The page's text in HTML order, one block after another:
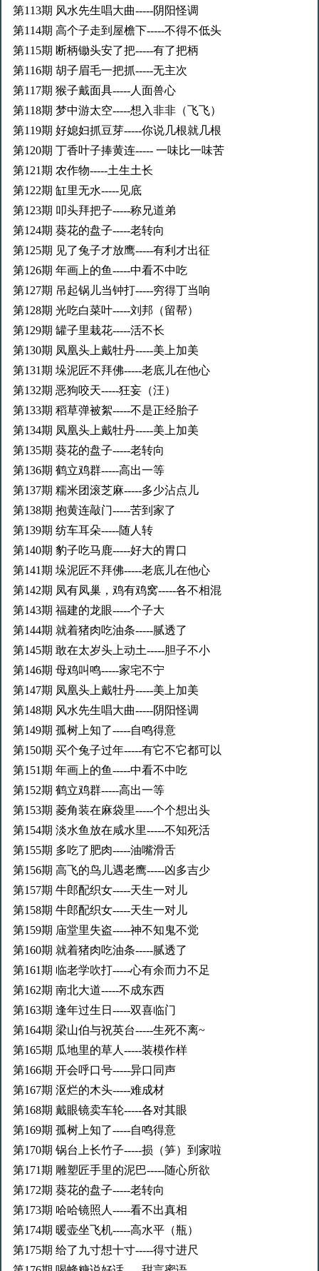
第113期 风水先生唱大曲-----阴阳怪调
第114期 高个子走到屋檐下-----不得不低头
第115期 断柄锄头安了把-----有了把柄
第116期 胡子眉毛一把抓-----无主次
第117期 猴子戴面具-----人面兽心
第118期 梦中游太空-----想入非非（飞飞）
第119期 好媳妇抓豆芽-----你说几根就几根
第120期 丁香叶子捧黄连----- 一味比一味苦
第121期 农作物-----土生土长
第122期 缸里无水-----见底
第123期 叩头拜把子-----称兄道弟
第124期 葵花的盘子-----老转向
第125期 见了兔子才放鹰-----有利才出征
第126期 年画上的鱼-----中看不中吃
第127期 吊起锅儿当钟打-----穷得丁当响
第128期 光吃白菜叶-----刘邦（留帮）
第129期 罐子里栽花-----活不长
第130期 凤凰头上戴牡丹-----美上加美
第131期 垛泥匠不拜佛-----老底儿在他心
第132期 恶狗咬天-----狂妄（汪）
第133期 稻草弹被絮-----不是正经胎子
第134期 凤凰头上戴牡丹-----美上加美
第135期 葵花的盘子-----老转向
第136期 鹤立鸡群-----高出一等
第137期 糯米团滚芝麻-----多少沾点儿
第138期 抱黄连敲门-----苦到家了
第139期 纺车耳朵-----随人转
第140期 豹子吃马鹿-----好大的胃口
第141期 垛泥匠不拜佛-----老底儿在他心
第142期 凤有凤巢，鸡有鸡窝-----各不相混
第143期 福建的龙眼-----个子大
第144期 就着猪肉吃油条-----腻透了
第145期 敢在太岁头上动土-----胆子不小
第146期 母鸡叫鸣-----家宅不宁
第147期 凤凰头上戴牡丹-----美上加美
第148期 风水先生唱大曲-----阴阳怪调
第149期 孤树上知了-----自鸣得意
第150期 买个兔子过年-----有它不它都可以
第151期 年画上的鱼-----中看不中吃
第152期 鹤立鸡群-----高出一等
第153期 菱角装在麻袋里-----个个想出头
第154期 淡水鱼放在咸水里-----不知死活
第155期 多吃了肥肉-----油嘴滑舌
第156期 高飞的鸟儿遇老鹰-----凶多吉少
第157期 牛郎配织女-----天生一对儿
第158期 牛郎配织女-----天生一对儿
第159期 庙堂里失盗-----神不知鬼不觉
第160期 就着猪肉吃油条-----腻透了
第161期 临老学吹打-----心有余而力不足
第162期 南北大道-----不成东西
第163期 逢年过生日-----双喜临门
第164期 梁山伯与祝英台-----生死不离~
第165期 瓜地里的草人-----装模作样
第166期 开会呼口号-----异口同声
第167期 沤烂的木头-----难成材
第168期 戴眼镜卖车轮-----各对其眼
第169期 孤树上知了-----自鸣得意
第170期 锅台上长竹子-----损（笋）到家啦
第171期 雕塑匠手里的泥巴-----随心所欲
第172期 葵花的盘子-----老转向
第173期 哈哈镜照人-----看不出真相
第174期 暖壶坐飞机-----高水平（瓶）
第175期 给了九寸想十寸-----得寸进尺